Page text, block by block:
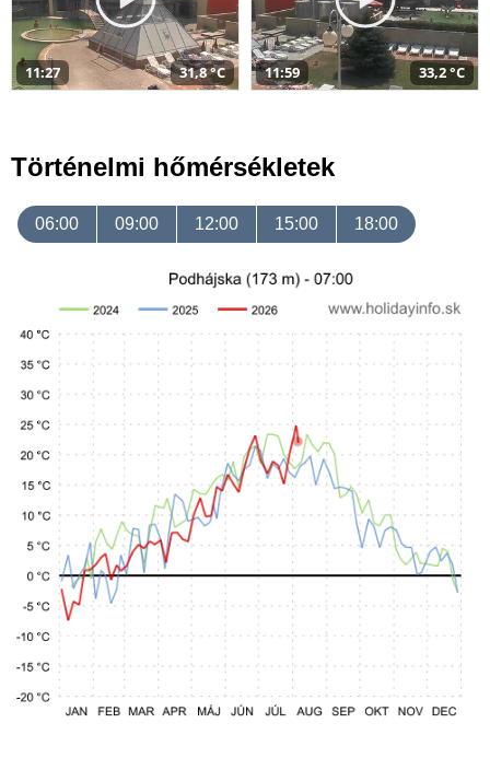
11:27 31,8 °C 11:59 33,2 °C
Történelmi hőmérsékletek
06:00 09:00 12:00 15:00 18:00